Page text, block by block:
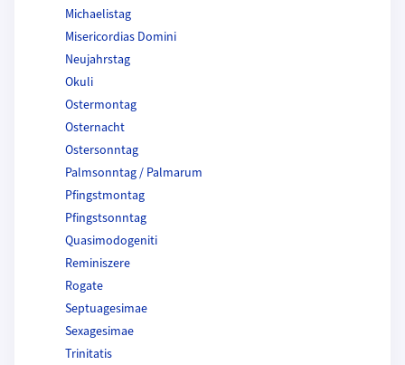
Michaelistag
Misericordias Domini
Neujahrstag
Okuli
Ostermontag
Osternacht
Ostersonntag
Palmsonntag / Palmarum
Pfingstmontag
Pfingstsonntag
Quasimodogeniti
Reminiszere
Rogate
Septuagesimae
Sexagesimae
Trinitatis